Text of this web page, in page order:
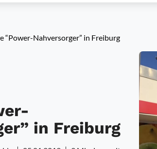
“Power-Nahversorger” in Freiburg
in Freiburg